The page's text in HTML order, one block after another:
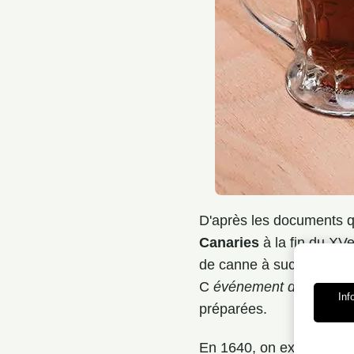
D'après les documents
Canaries à la fin du
de canne à sucre
C événement de San
préparées.
En 1640, on exportait